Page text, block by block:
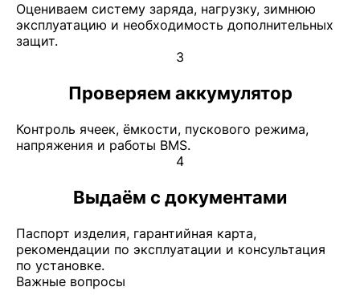
Оцениваем систему заряда, нагрузку, зимнюю
эксплуатацию и необходимость дополнительных
защит.
3
Проверяем аккумулятор
Контроль ячеек, ёмкости, пускового режима,
напряжения и работы BMS.
4
Выдаём с документами
Паспорт изделия, гарантийная карта,
рекомендации по эксплуатации и консультация
по установке.
Важные вопросы